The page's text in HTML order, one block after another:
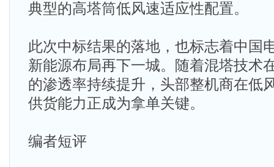
典型的高塔筒低风速适应性配置。
此次中标结果的落地，也标志着中国
新能源布局再下一城。随着混塔技术
的渗透率持续提升，头部整机商在低
供货能力正成为拿单关键。
编者短评